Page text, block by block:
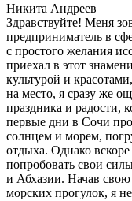
Никита Андреев
Здравствуйте! Меня
предприниматель в
с простого желания
приехал в этот
культурой и
на место, я сразу же
праздника и радости,
первые дни в Сочи
солнцем и морем,
отдыха. Однако
попробовать свои
и Абхазии. Начав свою
морских прогулок, я